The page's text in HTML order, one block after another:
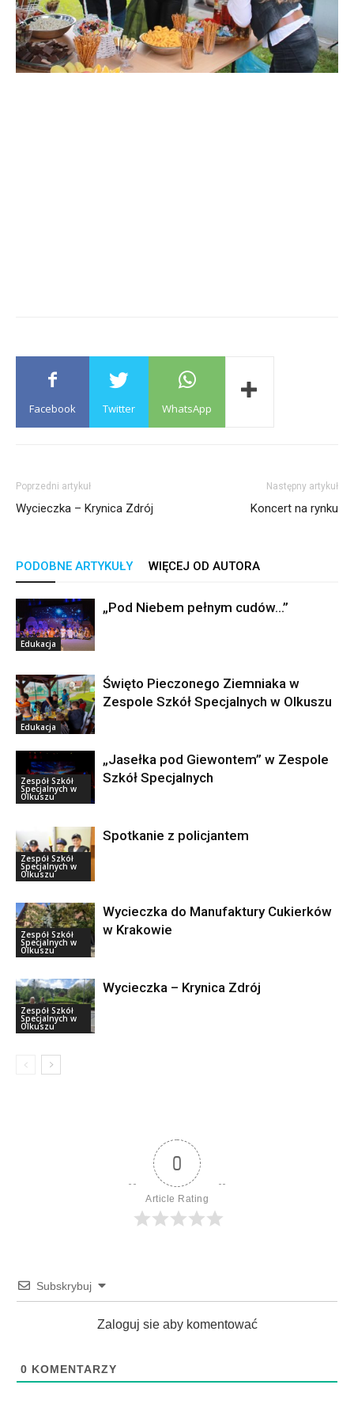
Facebook Twitter WhatsApp
Poprzedni artykuł
Wycieczka – Krynica Zdrój
Następny artykuł
Koncert na rynku
PODOBNE ARTYKUŁY WIĘCEJ OD AUTORA
Edukacja
„Pod Niebem pełnym cudów…”
Edukacja
Święto Pieczonego Ziemniaka w
Zespole Szkół Specjalnych w Olkuszu
Zespół Szkół
Specjalnych w
Olkuszu
„Jasełka pod Giewontem’’ w Zespole
Szkół Specjalnych
Zespół Szkół
Specjalnych w
Olkuszu
Spotkanie z policjantem
Zespół Szkół
Specjalnych w
Olkuszu
Wycieczka do Manufaktury Cukierków
w Krakowie
Zespół Szkół
Specjalnych w
Olkuszu
Wycieczka – Krynica Zdrój
0
Article Rating
Subskrybuj
Zaloguj sie aby komentować
0 KOMENTARZY